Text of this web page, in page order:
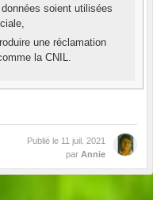
soient utilisées
une réclamation
la CNIL.
Publié le 11 juil. 2021
par Annie